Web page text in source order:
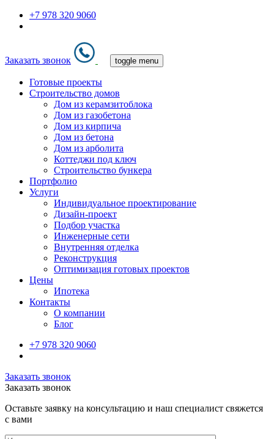
+7 978 320 9060
Заказать звонок toggle menu
Готовые проекты
Строительство домов
Дом из керамзитоблока
Дом из газобетона
Дом из кирпича
Дом из бетона
Дом из арболита
Коттеджи под ключ
Строительство бункера
Портфолио
Услуги
Индивидуальное проектирование
Дизайн-проект
Подбор участка
Инженерные сети
Внутренняя отделка
Реконструкция
Оптимизация готовых проектов
Цены
Ипотека
Контакты
О компании
Блог
+7 978 320 9060
Заказать звонок
Заказать звонок
Оставьте заявку на консультацию и наш специалист свяжется
с вами